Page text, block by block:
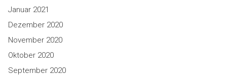
Januar 2021
Dezember 2020
November 2020
Oktober 2020
September 2020